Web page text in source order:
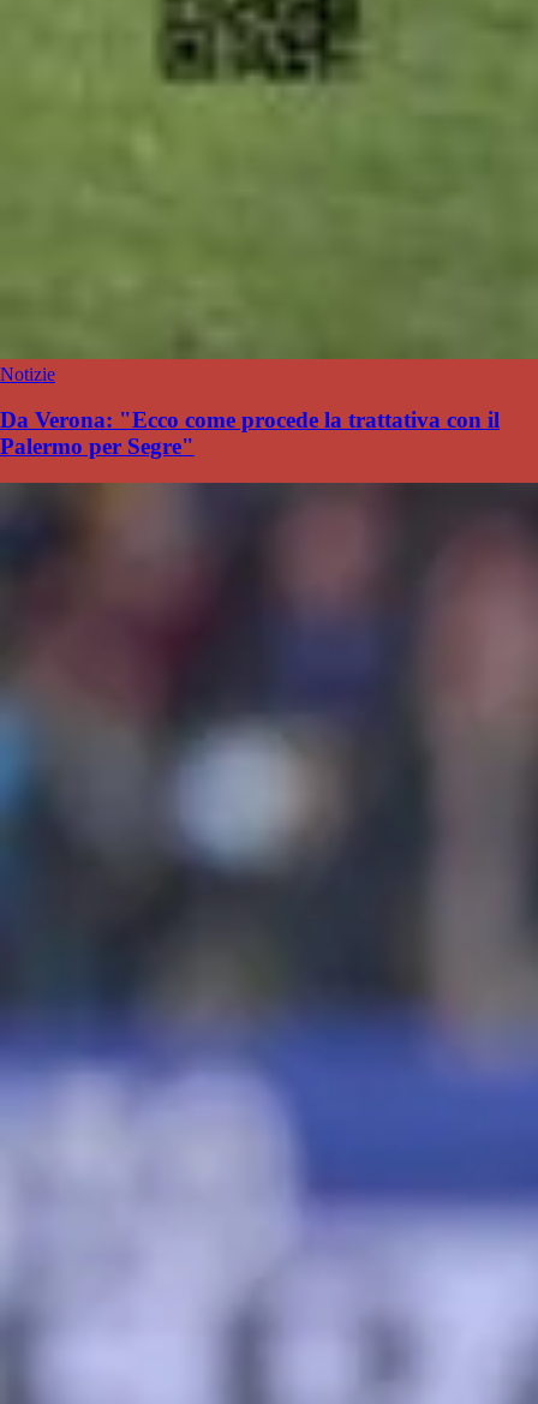
Notizie
Da Verona: "Ecco come procede la trattativa con il
Palermo per Segre"